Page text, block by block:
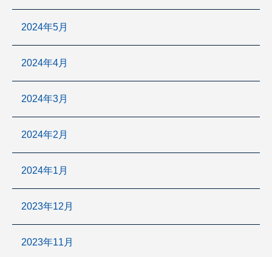
2024年5月
2024年4月
2024年3月
2024年2月
2024年1月
2023年12月
2023年11月